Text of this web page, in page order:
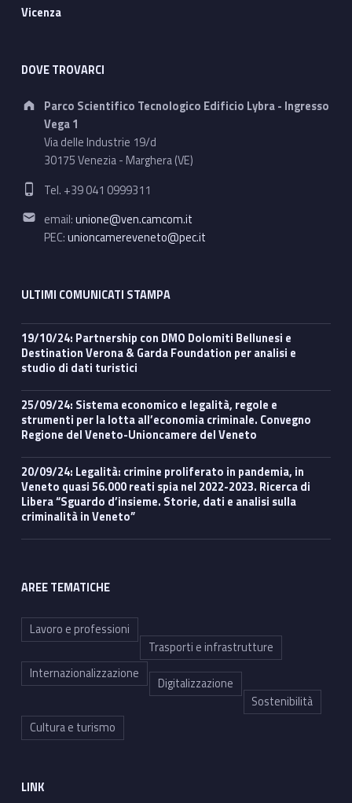
Vicenza
DOVE TROVARCI
Address:
Parco Scientifico Tecnologico Edificio Lybra - Ingresso
Vega 1
Via delle Industrie 19/d
30175 Venezia - Marghera (VE)
Phone number:
Tel. +39 041 0999311
Email address:
email:unione@ven.camcom.it
PEC:unioncamereveneto@pec.it
ULTIMI COMUNICATI STAMPA
19/10/24: Partnership con DMO Dolomiti Bellunesi e
Destination Verona & Garda Foundation per analisi e
studio di dati turistici
25/09/24: Sistema economico e legalità, regole e
strumenti per la lotta all’economia criminale. Convegno
Regione del Veneto-Unioncamere del Veneto
20/09/24: Legalità: crimine proliferato in pandemia, in
Veneto quasi 56.000 reati spia nel 2022-2023. Ricerca di
Libera “Sguardo d’insieme. Storie, dati e analisi sulla
criminalità in Veneto”
AREE TEMATICHE
Lavoro e professioni
Trasporti e infrastrutture
Internazionalizzazione
Digitalizzazione
Sostenibilità
Cultura e turismo
LINK